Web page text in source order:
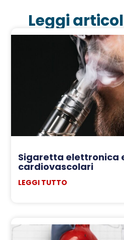
Leggi
Sigaretta elettronica
cardiovascolari
LEGGI TUTTO